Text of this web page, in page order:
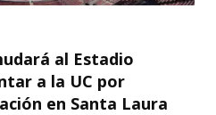
al Estadio
a la UC por
en Santa Laura